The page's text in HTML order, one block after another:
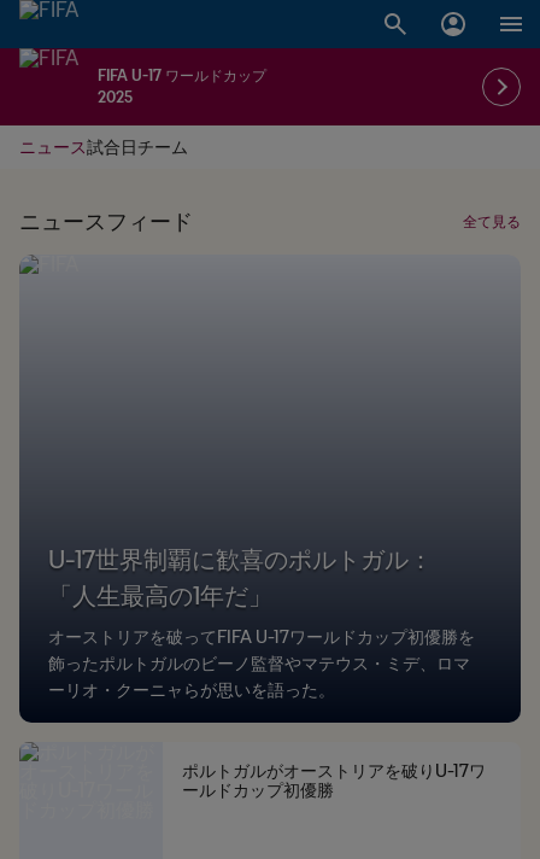
FIFA U-17 ワールドカップ
2025
ニュース試合日チーム
ニュースフィード 全て見る
U-17世界制覇に歓喜のポルトガル：
「人生最高の1年だ」
オーストリアを破ってFIFA U-17ワールドカップ初優勝を
飾ったポルトガルのビーノ監督やマテウス・ミデ、ロマ
ーリオ・クーニャらが思いを語った。
ポルトガルがオーストリアを破りU-17ワ
ールドカップ初優勝